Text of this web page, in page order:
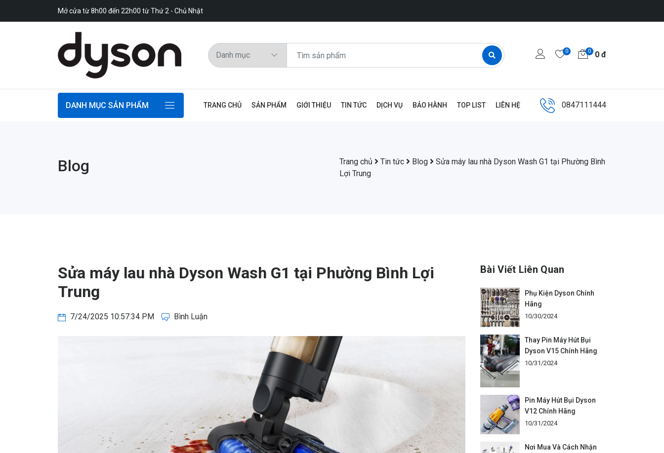
Mở cửa từ 8h00 đến 22h00 từ Thứ 2 - Chủ Nhật
0 0 0 đ
DANH MỤC SẢN PHẨM TRANG CHỦ SẢN PHẨM GIỚI THIỆU TIN TỨC DỊCH VỤ BẢO HÀNH TOP LIST LIÊN HỆ 0847111444
Blog Trang chủ Tin tức Blog
Sửa máy lau nhà Dyson Wash G1 tại Phường Bình
Lợi Trung
Sửa máy lau nhà Dyson Wash G1 tại Phường Bình Lợi
Trung
7/24/2025 10:57:34 PM Bình Luận
Bài Viết Liên Quan
Phụ Kiện Dyson Chính
Hãng
10/30/2024
Thay Pin Máy Hút Bụi
Dyson V15 Chính Hãng
10/31/2024
Pin Máy Hút Bụi Dyson
V12 Chính Hãng
10/31/2024
Nơi Mua Và Cách Nhận